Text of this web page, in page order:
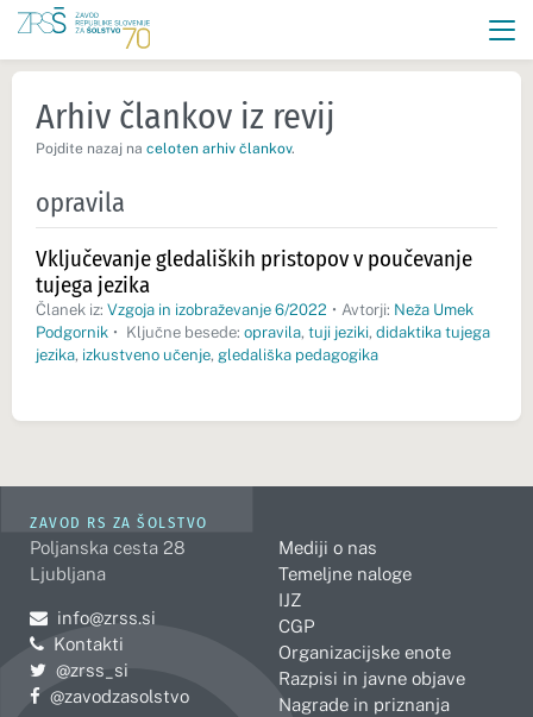
Arhiv člankov iz revij
Pojdite nazaj na celoten arhiv člankov.
opravila
Vključevanje gledaliških pristopov v poučevanje
tujega jezika
Članek iz: Vzgoja in izobraževanje 6/2022 • Avtorji: Neža Umek
Podgornik • Ključne besede: opravila, tuji jeziki, didaktika tujega
jezika, izkustveno učenje, gledališka pedagogika
ZAVOD RS ZA ŠOLSTVO
Poljanska cesta 28
Ljubljana
Pošljite e-mail na
info@zrss.si
Kontakti
Pojdite na Twitter:
@zrss_si
Pojdite na Facebook:
@zavodzasolstvo
Mediji o nas
Temeljne naloge
IJZ
CGP
Organizacijske enote
Razpisi in javne objave
Nagrade in priznanja